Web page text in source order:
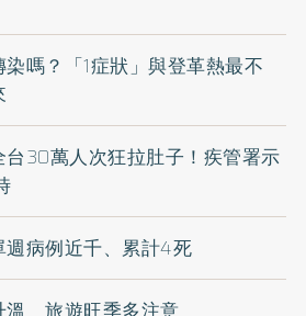
嗎？「1症狀」與登革熱最不
30萬人次狂拉肚子！疾管署示
病例近千、累計4死
溫 旅遊旺季多注意